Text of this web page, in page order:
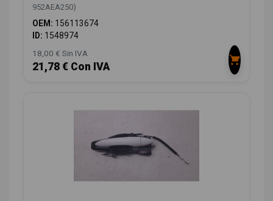
952AEA250)
OEM: 156113674
ID: 1548974
18,00 € Sin IVA
21,78 € Con IVA